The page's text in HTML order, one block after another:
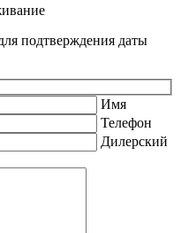
подтверждения даты
Имя
Телефон
Дилерский